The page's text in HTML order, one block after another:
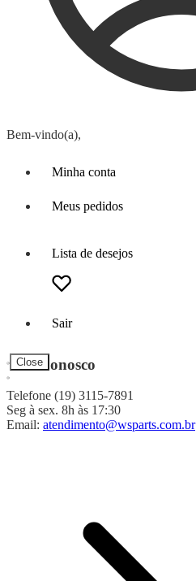
Bem-vindo(a),
Minha conta
Meus pedidos
Lista de desejos
Sair
Close
Fale Conosco
Telefone (19) 3115-7891
Seg à sex. 8h às 17:30
Email: atendimento@wsparts.com.br